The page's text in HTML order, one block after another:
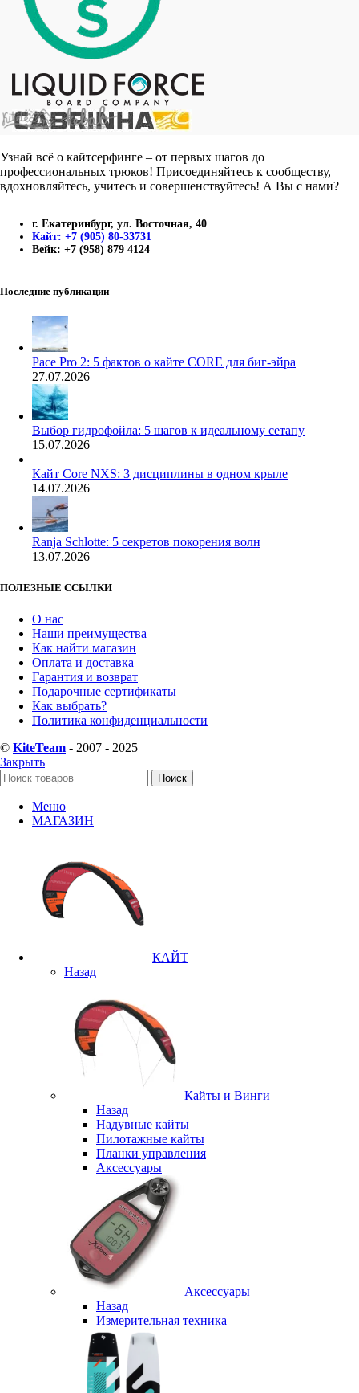
Узнай всё о кайтсерфинге – от первых шагов до
профессиональных трюков! Присоединяйтесь к сообществу,
вдохновляйтесь, учитесь и совершенствуйтесь! А Вы с нами?
г. Екатеринбург, ул. Восточная, 40
Кайт: +7 (905) 80-33731
Вейк: +7 (958) 879 4124
Последние публикации
Pace Pro 2: 5 фактов о кайте CORE для биг-эйра
27.07.2026
Выбор гидрофойла: 5 шагов к идеальному сетапу
15.07.2026
Кайт Core NXS: 3 дисциплины в одном крыле
14.07.2026
Ranja Schlotte: 5 секретов покорения волн
13.07.2026
ПОЛЕЗНЫЕ ССЫЛКИ
О нас
Наши преимущества
Как найти магазин
Оплата и доставка
Гарантия и возврат
Подарочные сертификаты
Как выбрать?
Политика конфиденциальности
© KiteTeam - 2007 - 2025
Закрыть
Поиск
Меню
МАГАЗИН
КАЙТ
Назад
Кайты и Винги
Назад
Надувные кайты
Пилотажные кайты
Планки управления
Аксессуары
Аксессуары
Назад
Измерительная техника